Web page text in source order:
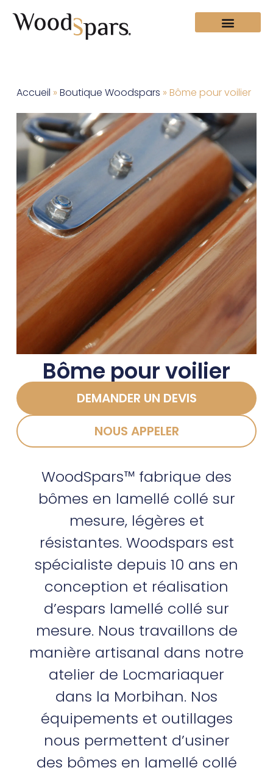
Accueil » Boutique Woodspars » Bôme pour voilier
Bôme pour voilier
DEMANDER UN DEVIS
NOUS APPELER
WoodSpars™ fabrique des
bômes en lamellé collé sur
mesure, légères et
résistantes. Woodspars est
spécialiste depuis 10 ans en
conception et réalisation
d’espars lamellé collé sur
mesure. Nous travaillons de
manière artisanal dans notre
atelier de Locmariaquer
dans la Morbihan. Nos
équipements et outillages
nous permettent d’usiner
des bômes en lamellé collé